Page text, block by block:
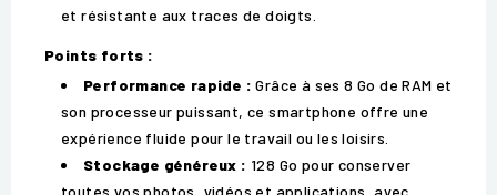
et résistante aux traces de doigts.
Points forts :
Performance rapide : Grâce à ses 8 Go de RAM et
son processeur puissant, ce smartphone offre une
expérience fluide pour le travail ou les loisirs.
Stockage généreux : 128 Go pour conserver